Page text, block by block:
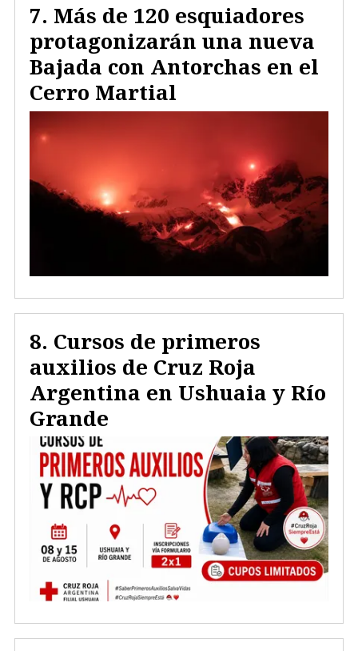
Más de 120 esquiadores
protagonizarán una nueva
Bajada con Antorchas en el
Cerro Martial
Cursos de primeros
auxilios de Cruz Roja
Argentina en Ushuaia y Río
Grande